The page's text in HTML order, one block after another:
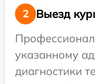
2
Выезд
указанному
диагностики